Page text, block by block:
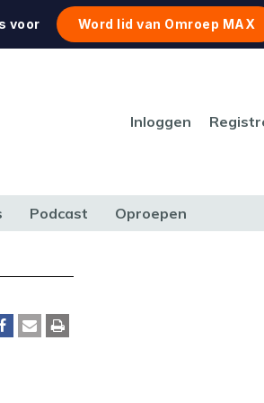
voor Word lid van Omroep MAX
Inloggen
Podcast Oproepen